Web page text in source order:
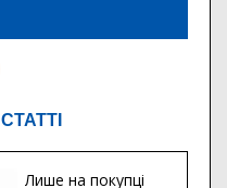
СТАТТІ
Лише на покупці